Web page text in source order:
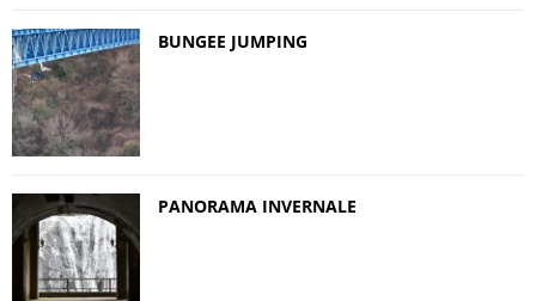
BUNGEE JUMPING
PANORAMA INVERNALE